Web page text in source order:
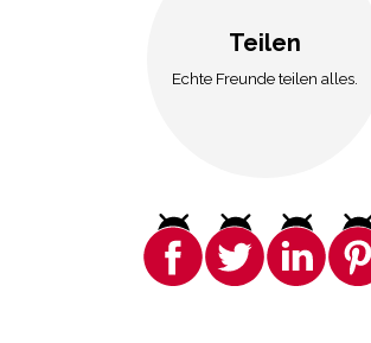
Teilen
Echte Freunde teilen alles.